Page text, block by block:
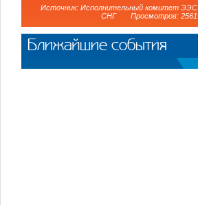
Источник: Исполнительный комитет ЭЭС
СНГ Просмотров: 2561
Ближайшие события